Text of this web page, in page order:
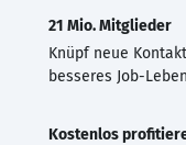
21 Mio. Mitglieder
Knüpf neue
besseres Job-
Kostenlos